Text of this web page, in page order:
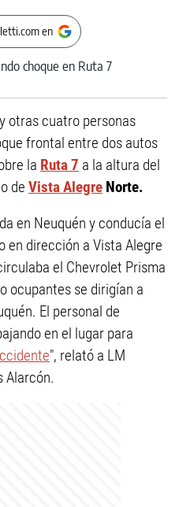
en
otras cuatro personas
frontal entre dos autos
la Ruta 7 a la altura del
de Vista Alegre Norte.
en Neuquén y conducía el
en dirección a Vista Alegre
el Chevrolet Prisma
ocupantes se dirigían a
El personal de
en el lugar para
", relató a LM
Alarcón.